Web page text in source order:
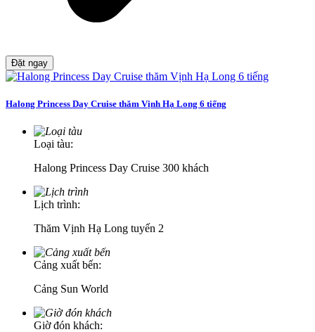
Đặt ngay
Halong Princess Day Cruise thăm Vịnh Hạ Long 6 tiếng
Loại tàu:
Halong Princess Day Cruise 300 khách
Lịch trình:
Thăm Vịnh Hạ Long tuyến 2
Cảng xuất bến:
Cảng Sun World
Giờ đón khách: